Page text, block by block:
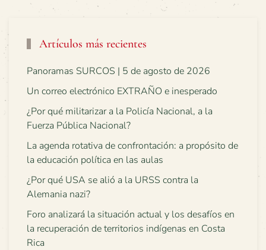
Artículos más recientes
Panoramas SURCOS | 5 de agosto de 2026
Un correo electrónico EXTRAÑO e inesperado
¿Por qué militarizar a la Policía Nacional, a la
Fuerza Pública Nacional?
La agenda rotativa de confrontación: a propósito de
la educación política en las aulas
¿Por qué USA se alió a la URSS contra la
Alemania nazi?
Foro analizará la situación actual y los desafíos en
la recuperación de territorios indígenas en Costa
Rica